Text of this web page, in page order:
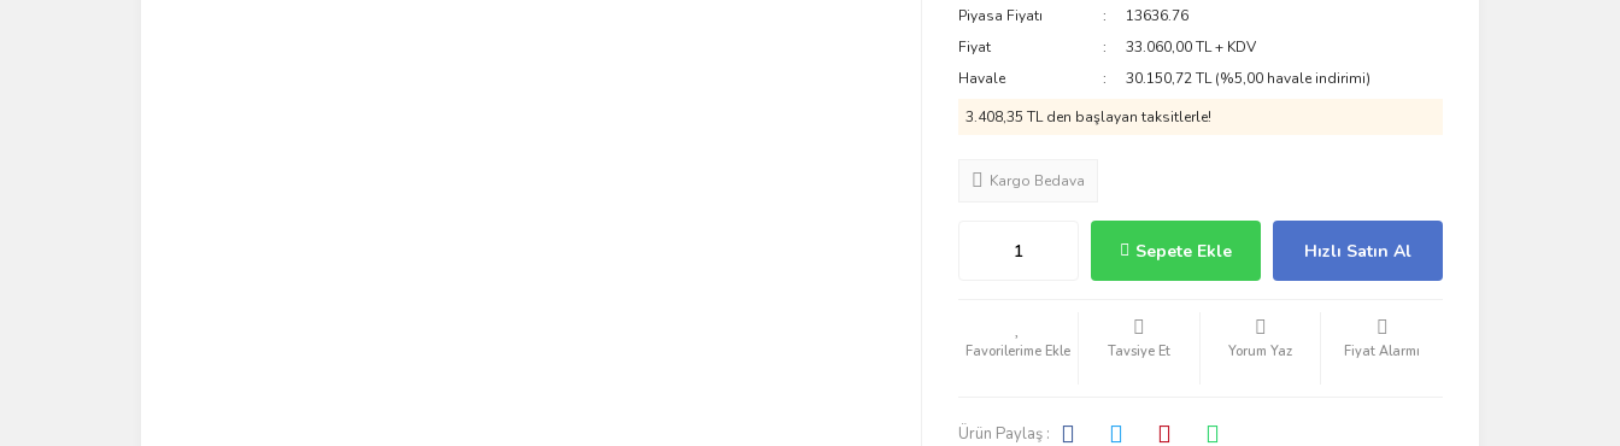
Piyasa Fiyatı
13636.76
Fiyat
33.060,00 TL + KDV
Havale
30.150,72 TL (%5,00 havale indirimi)
3.408,35 TL den başlayan taksitlerle!
Kargo Bedava
Sepete Ekle Hızlı Satın Al
Tavsiye Et Yorum Yaz Fiyat Alarmı
Ürün Paylaş :